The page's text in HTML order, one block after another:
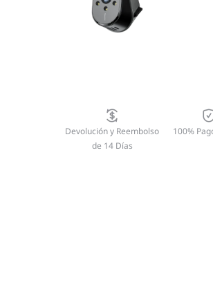
Devolución y Reembolso
de 14 Días
100%